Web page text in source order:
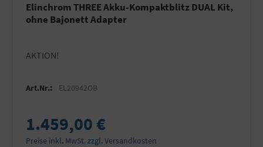
Elinchrom THREE Akku-Kompaktblitz DUAL Kit,
ohne Bajonett Adapter
AKTION!
Art.Nr.: EL20942OB
1.459,00 €
Preise inkl. MwSt. zzgl. Versandkosten